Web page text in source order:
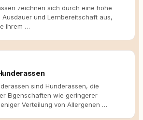
zeichnen sich durch eine hohe
und Lernbereitschaft aus,
ihrem …
sind Hunderassen, die
Eigenschaften wie geringerer
Verteilung von Allergenen …